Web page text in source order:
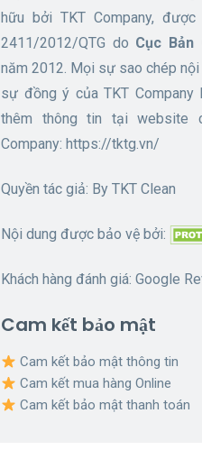
hữu bởi TKT Company,
2411/2012/QTG do Cục Bản
năm 2012. Mọi sự sao chép
sự đồng ý của TKT Company
thêm thông tin tại website
Company: https://tktg.vn/
Quyền tác giả: By TKT Clean
Nội dung được bảo vệ bởi:
Khách hàng đánh giá: Google
Cam kết bảo mật
Cam kết bảo mật thông tin
Cam kết mua hàng Online
Cam kết bảo mật thanh toán